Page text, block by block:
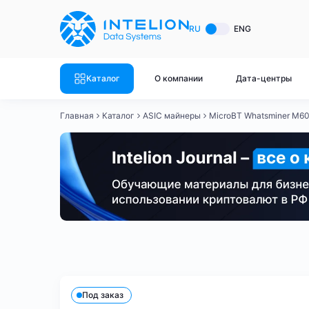
RU ENG
Каталог О компании Дата-центры
ASIC майнеры
Canaan
Innosilicon
Готовый
Готовый
Готовый
Готовый
Готовый
Главная Каталог ASIC майнеры MicroBT Whatsminer
Под заказ